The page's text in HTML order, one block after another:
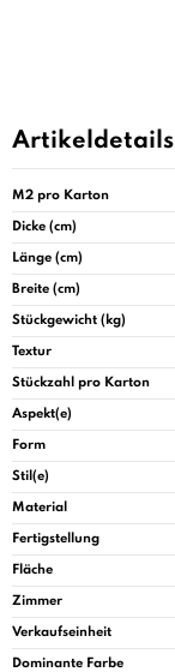
Artikeldetails
M2 pro Karton
Dicke (cm)
Länge (cm)
Breite (cm)
Stückgewicht (kg)
Textur
Stückzahl pro Karton
Aspekt(e)
Form
Stil(e)
Material
Fertigstellung
Fläche
Zimmer
Verkaufseinheit
Dominante Farbe